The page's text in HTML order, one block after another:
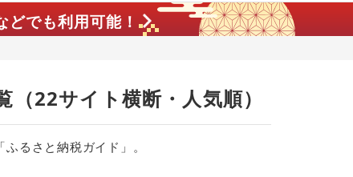
でも利用可能！
22サイト横断・人気順）
るさと納税ガイド」。